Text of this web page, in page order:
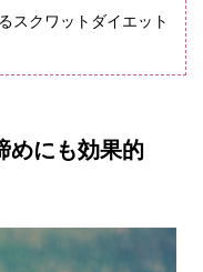
スクワットダイエット
めにも効果的